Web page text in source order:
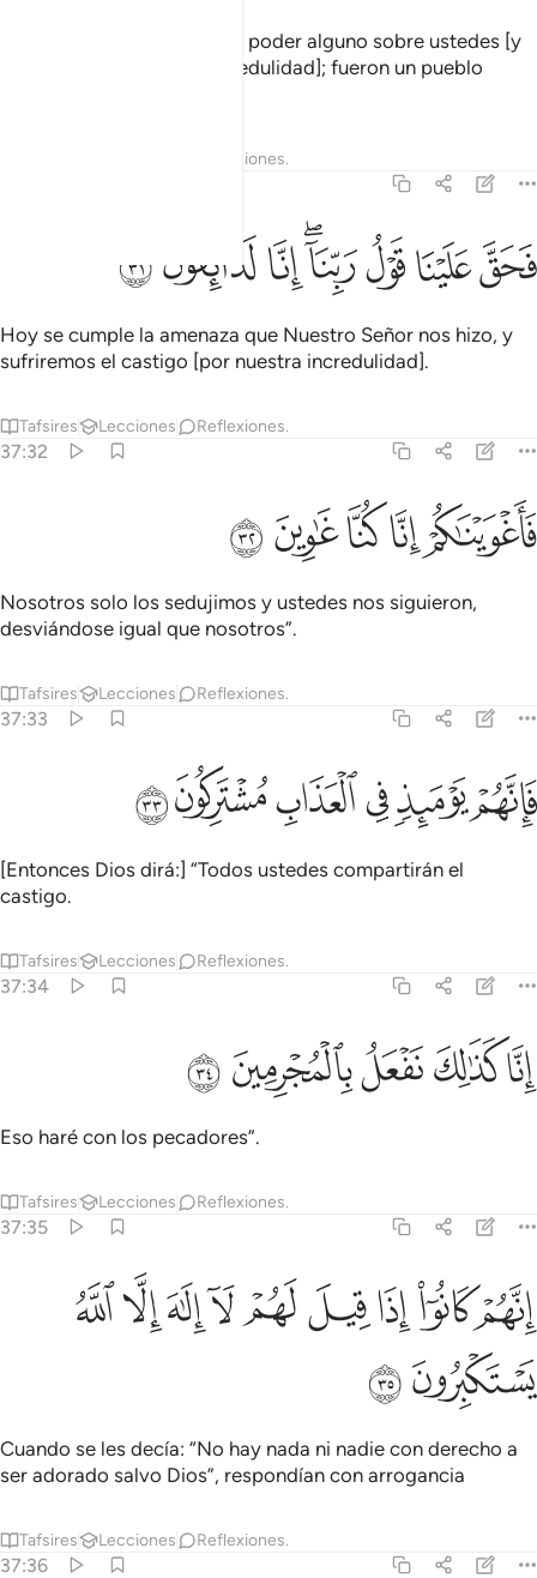
pues nosotros no teníamos poder alguno sobre ustedes [y
eligieron libremente la incredulidad]; fueron un pueblo
Reflexiones.
فحق علينا قول ربنا انا لذايقون ٣١
فَحَقَّ عَلَيْنَا قَوْلُ رَبِّنَآ ۖ إِنَّا لَذَآئِقُونَ ٣١
ﱪﱫﱬﱭﱮﱯﱰﱱ
Hoy se cumple la amenaza que Nuestro Señor nos hizo, y
sufriremos el castigo [por nuestra incredulidad].
Tafsires Lecciones Reflexiones.
37:32
فاغويناكم انا كنا غاوين ٣٢
فَأَغْوَيْنَـٰكُمْ إِنَّا كُنَّا غَـٰوِينَ ٣٢
ﱲﱳ ﱴﱵﱶ
Nosotros solo los sedujimos y ustedes nos siguieron,
desviándose igual que nosotros”.
Tafsires Lecciones Reflexiones.
37:33
فانهم يوميذ في العذاب مشتركون ٣٣
فَإِنَّهُمْ يَوْمَئِذٍۢ فِى ٱلْعَذَابِ مُشْتَرِكُونَ ٣٣
ﱷﱸﱹﱺﱻﱼ
[Entonces Dios dirá:] “Todos ustedes compartirán el
castigo.
Tafsires Lecciones Reflexiones.
37:34
انا كذالك نفعل بالمجرمين ٣٤
إِنَّا كَذَٰلِكَ نَفْعَلُ بِٱلْمُجْرِمِينَ ٣٤
ﱽﱾﱿﲀﲁ
Eso haré con los pecadores”.
Tafsires Lecciones Reflexiones.
37:35
انهم كانوا اذا قيل لهم لا الاه الا الله يستكبرون ٣٥
إِنَّهُمْ كَانُوٓا۟ إِذَا قِيلَ لَهُمْ لَآ إِلَـٰهَ إِلَّا ٱللَّهُ يَسْتَكْبِرُونَ ٣٥
ﲂﲃﲄﲅﲆﲇﲈﲉﲊ
ﲋﲌ
Cuando se les decía: “No hay nada ni nadie con derecho a
ser adorado salvo Dios”, respondían con arrogancia
Tafsires Lecciones Reflexiones.
37:36